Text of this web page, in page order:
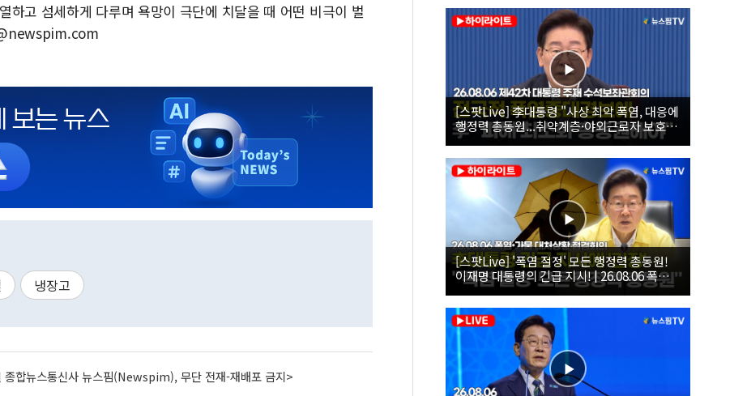
하고 섬세하게 다루며 욕망이 극단에 치달을 때 어떤 비극이 벌
냉장고
종합뉴스통신사 뉴스핌(Newspim), 무단 전재-재배포 금지>
[스팟Live] 李대통령 "사상 최악 폭염, 대응에
행정력 총동원...취약계층·야외근로자 보호에
힘써야"｜26.08.06 제42차 대통령 주재 수석
보좌관회의
[스팟Live] '폭염 절정' 모든 행정력 총동원!
이재명 대통령의 긴급 지시! | 26.08.06 폭염•
가뭄 대처상황 점검회의